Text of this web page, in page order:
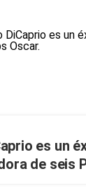
es un
de seis